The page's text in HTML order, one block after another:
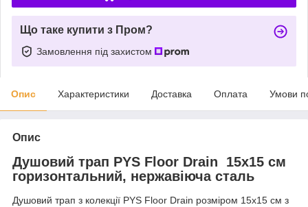
Що таке купити з Пром?
Замовлення під захистом
Опис Характеристики Доставка Оплата Умови
Опис
Душовий трап PYS Floor Drain 15х15 см
горизонтальний, нержавіюча сталь
Душовий трап з колекції PYS Floor Drain розміром 15х15 см з